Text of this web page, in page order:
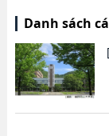
Danh sách